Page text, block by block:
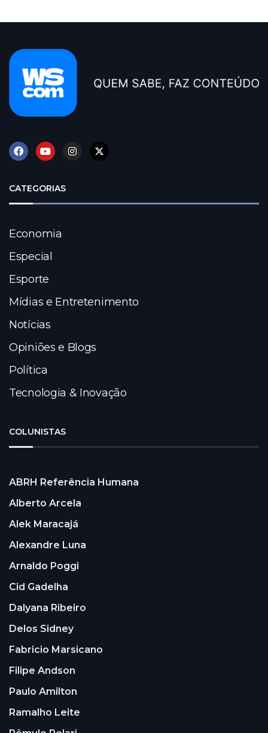
CATEGORIAS
Economia
Especial
Esporte
Mídias e Entretenimento
Notícias
Opiniões e Blogs
Política
Tecnologia & Inovação
COLUNISTAS
ABRH Referência Humana
Alberto Arcela
Alek Maracajá
Alexandre Luna
Arnaldo Poggi
Cid Gadelha
Dalyana Ribeiro
Delos Sidney
Fabricio Marsicano
Filipe Andson
Paulo Amilton
Ramalho Leite